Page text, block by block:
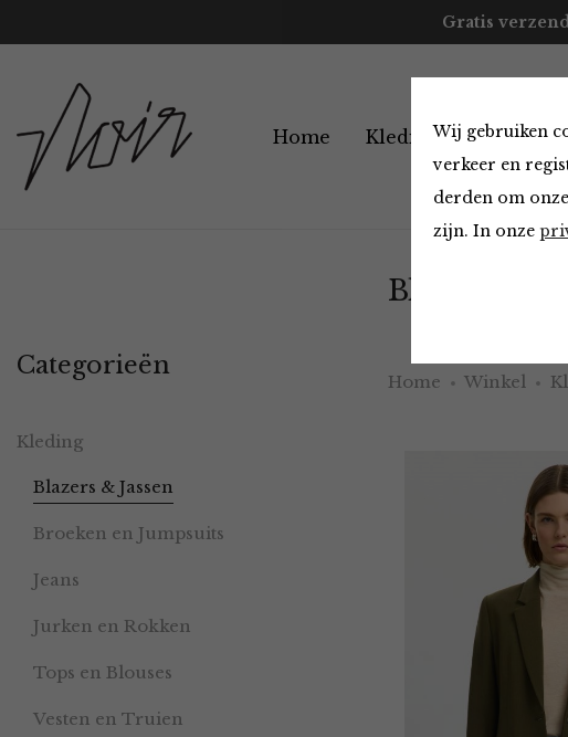
Wij gebruiken
verkeer en
derden om
zijn. In onze
Gratis
Home Kleding
Blazers &
Home Winkel
Categorieën
Kleding
Blazers & Jassen
Broeken en Jumpsuits
Jeans
Jurken en Rokken
Tops en Blouses
Vesten en Truien